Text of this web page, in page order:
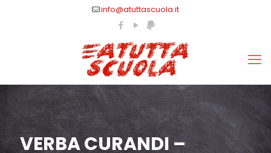
info@atuttascuola.it
VERBA CURANDI –